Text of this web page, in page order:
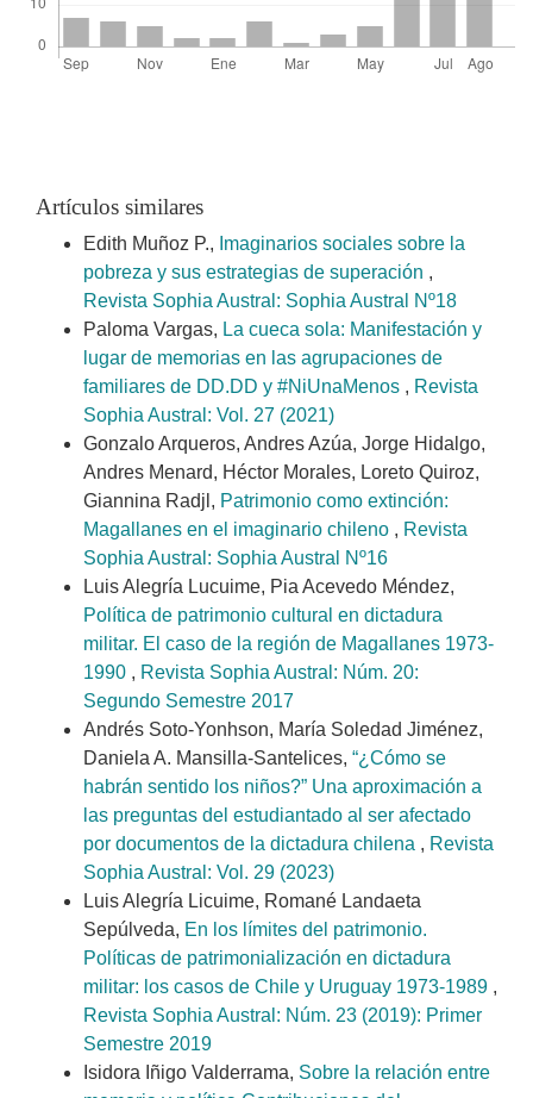
Artículos similares
Edith Muñoz P., Imaginarios sociales sobre la
pobreza y sus estrategias de superación ,
Revista Sophia Austral: Sophia Austral Nº18
Paloma Vargas, La cueca sola: Manifestación y
lugar de memorias en las agrupaciones de
familiares de DD.DD y #NiUnaMenos , Revista
Sophia Austral: Vol. 27 (2021)
Gonzalo Arqueros, Andres Azúa, Jorge Hidalgo,
Andres Menard, Héctor Morales, Loreto Quiroz,
Giannina Radjl, Patrimonio como extinción:
Magallanes en el imaginario chileno , Revista
Sophia Austral: Sophia Austral Nº16
Luis Alegría Lucuime, Pia Acevedo Méndez,
Política de patrimonio cultural en dictadura
militar. El caso de la región de Magallanes 1973-
1990 , Revista Sophia Austral: Núm. 20:
Segundo Semestre 2017
Andrés Soto-Yonhson, María Soledad Jiménez,
Daniela A. Mansilla-Santelices, “¿Cómo se
habrán sentido los niños?” Una aproximación a
las preguntas del estudiantado al ser afectado
por documentos de la dictadura chilena , Revista
Sophia Austral: Vol. 29 (2023)
Luis Alegría Licuime, Romané Landaeta
Sepúlveda, En los límites del patrimonio.
Políticas de patrimonialización en dictadura
militar: los casos de Chile y Uruguay 1973-1989 ,
Revista Sophia Austral: Núm. 23 (2019): Primer
Semestre 2019
Isidora Iñigo Valderrama, Sobre la relación entre